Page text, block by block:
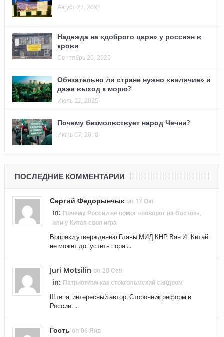
Август 27, 2021
Надежда на «доброго царя» у россиян в
крови
Сентябрь 20, 2025
Обязательно ли стране нужно «величие» и
даже выход к морю?
Июль 22, 2025
Почему безмолвствует народ Чечни?
Июнь 07, 2018
ПОСЛЕДНИЕ КОММЕНТАРИИ
Сергий Федорынчык on 17 Окт
in: Почему России не помог «поворот на Восток»,
или у Китая своя игра
Вопреки утверждению Главы МИД КНР Ван И "Китай
не может допустить пора ...
Juri Motsilin on 20 Сен
in: Патриотизм как стокгольмский синдром
Штепа, интересный автор. Сторонник реформ в
России. ...
Гость on 06 Янв